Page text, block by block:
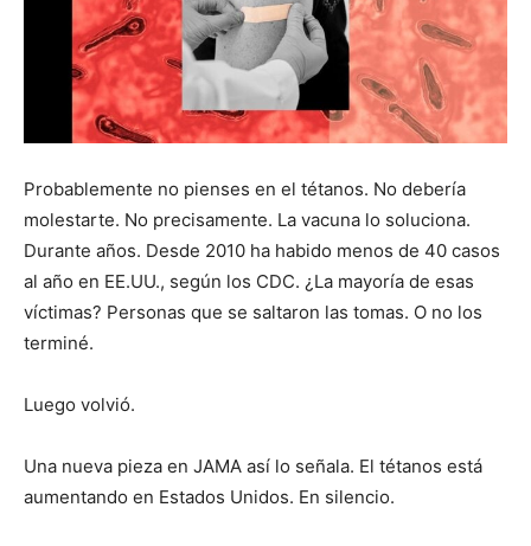
Probablemente no pienses en el tétanos. No debería
molestarte. No precisamente. La vacuna lo soluciona.
Durante años. Desde 2010 ha habido menos de 40 casos
al año en EE.UU., según los CDC. ¿La mayoría de esas
víctimas? Personas que se saltaron las tomas. O no los
terminé.
Luego volvió.
Una nueva pieza en JAMA así lo señala. El tétanos está
aumentando en Estados Unidos. En silencio.